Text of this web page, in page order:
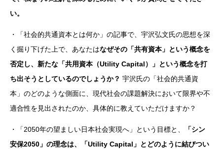
い。
・「社会的共通資本とは何か」の記事で、宇沢弘文氏の思想を深
く掘り下げた上で、あなたはなぜその「共有資本」という概念を
否定し、新たな「共用資本（Utility Capital）」という概念を打
ち出そうとしているのでしょうか？ 宇沢氏の「社会的共通資
本」のどのような側面に、現代社会の課題解決において限界や不
適合性を見出されたのか、具体的に教えていただけますか？
・「2050年の望ましい日本社会実現へ」という目標と、
「シン
安保2050」の理念は、「Utility Capital」とどのように結びつい